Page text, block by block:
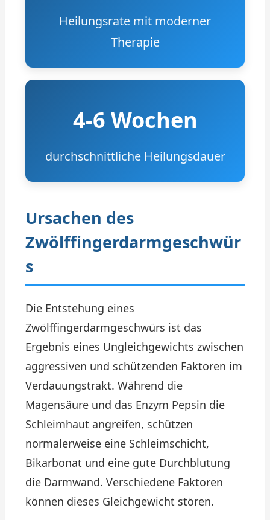
Heilungsrate mit moderner
Therapie
4-6 Wochen
durchschnittliche Heilungsdauer
Ursachen des
Zwölffingerdarmgeschwür
s
Die Entstehung eines
Zwölffingerdarmgeschwürs ist das
Ergebnis eines Ungleichgewichts zwischen
aggressiven und schützenden Faktoren im
Verdauungstrakt. Während die
Magensäure und das Enzym Pepsin die
Schleimhaut angreifen, schützen
normalerweise eine Schleimschicht,
Bikarbonat und eine gute Durchblutung
die Darmwand. Verschiedene Faktoren
können dieses Gleichgewicht stören.